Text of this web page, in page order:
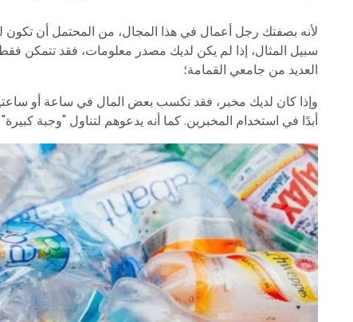
لأنه بصفتك رجل أعمال في هذا المجال، من المحتمل أن تكون
سبيل المثال، إذا لم يكن لديك مصدر معلومات، فقد تتمكن
العديد من جامعي القمامة؛
أبدًا في استخدام المخبرين. كما أنه يدعوهم لتناول "وجبة